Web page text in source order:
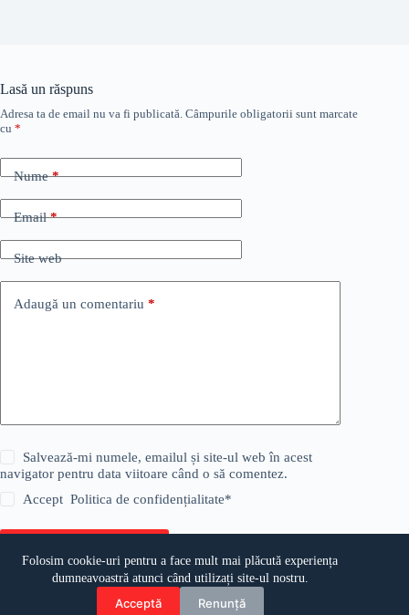
Folosim cookie-uri pentru a face mult mai plăcută experiența
dumneavoastră atunci când utilizați site-ul nostru.
Acceptă Renunță
Lasă un răspuns
Adresa ta de email nu va fi publicată. Câmpurile obligatorii sunt marcate
cu *
Nume*
Email*
Site web
Adaugă un comentariu *
Salvează-mi numele, emailul și site-ul web în acest
navigator pentru data viitoare când o să comentez.
AcceptPolitica de confidențialitate*